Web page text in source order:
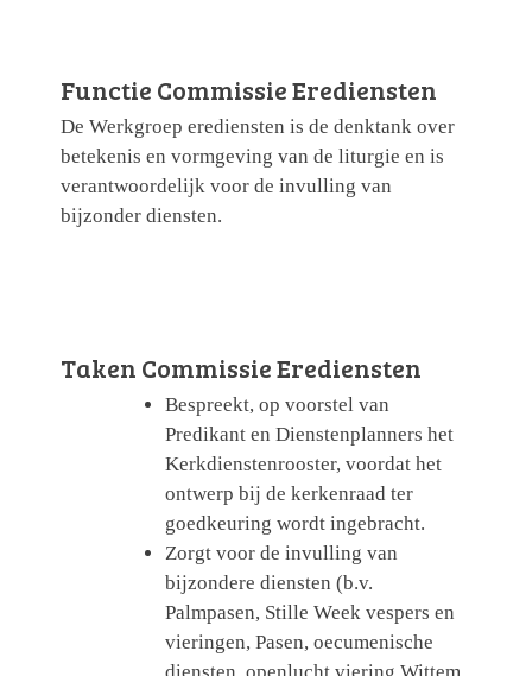
Functie Commissie Erediensten
De Werkgroep erediensten is de denktank over
betekenis en vormgeving van de liturgie en is
verantwoordelijk voor de invulling van
bijzonder diensten.
Taken Commissie Erediensten
Bespreekt, op voorstel van
Predikant en Dienstenplanners het
Kerkdienstenrooster, voordat het
ontwerp bij de kerkenraad ter
goedkeuring wordt ingebracht.
Zorgt voor de invulling van
bijzondere diensten (b.v.
Palmpasen, Stille Week vespers en
vieringen, Pasen, oecumenische